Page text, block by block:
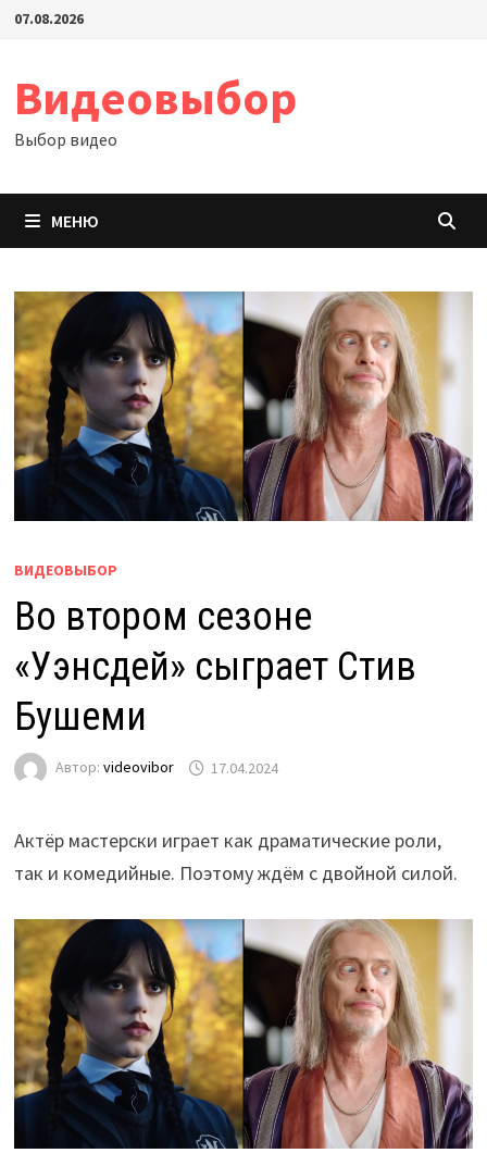
Перейти
07.08.2026
Видеовыбор
Выбор видео
МЕНЮ
ВИДЕОВЫБОР
Во втором сезоне
«Уэнсдей» сыграет Стив
Бушеми
Автор: videovibor 17.04.2024
Актёр мастерски играет как драматические роли,
так и комедийные. Поэтому ждём с двойной силой.